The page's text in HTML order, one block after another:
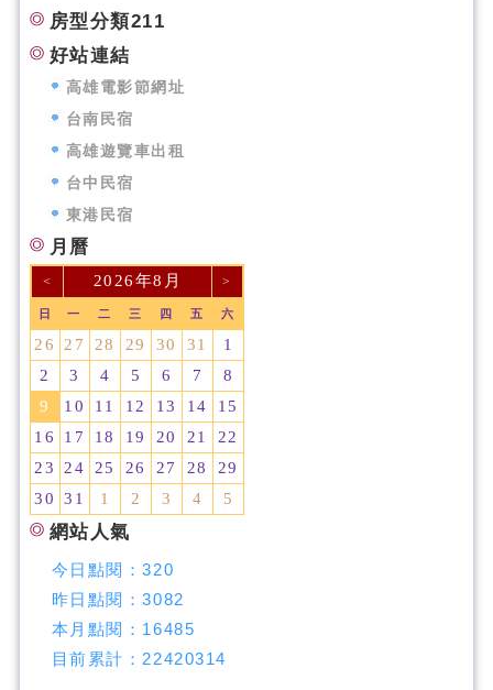
房型分類211
好站連結
高雄電影節網址
台南民宿
高雄遊覽車出租
台中民宿
東港民宿
月曆
< 2026年8月 >
日 一 二 三 四 五 六
26 27 28 29 30 31
1
2
3 4 5 6 7
8
9
10 11 12 13 14
15
16
17 18 19 20 21
22
23
24 25 26 27 28
29
30
31 1 2 3 4 5
網站人氣
今日點閱：320
昨日點閱：3082
本月點閱： 16485
目前累計： 22420314